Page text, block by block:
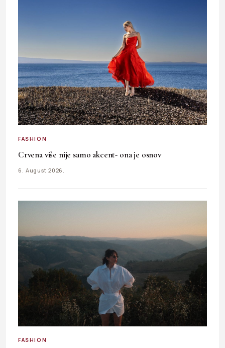
FASHION
Crvena više nije samo akcent- ona je osnov
6. August 2026.
FASHION